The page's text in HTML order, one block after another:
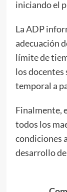
iniciando el
La ADP
adecuación
límite de
los docentes
temporal a
Finalmente,
todos los
condiciones
desarrollo